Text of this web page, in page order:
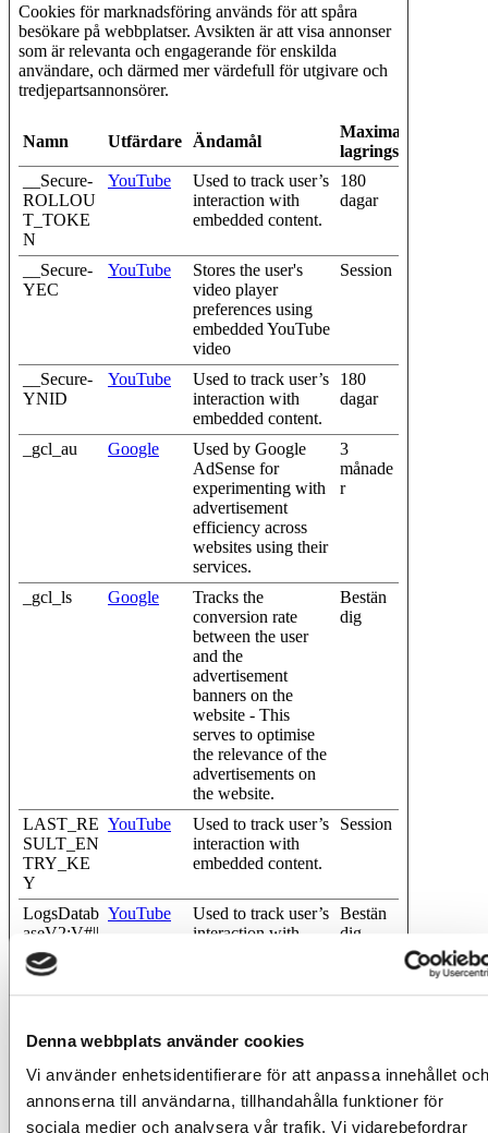
Denna webbplats använder cookies
Vi använder enhetsidentifierare för att anpassa innehållet och
annonserna till användarna, tillhandahålla funktioner för
sociala medier och analysera vår trafik. Vi vidarebefordrar
Cookies för marknadsföring används för att spåra
besökare på webbplatser. Avsikten är att visa annonser
som är relevanta och engagerande för enskilda
användare, och därmed mer värdefull för utgivare och
tredjepartsannonsörer.
Namn Utfärdare Ändamål
Maximal
lagringstid
__Secure-
ROLLOU
T_TOKE
N
YouTube
Used to track user’s
interaction with
embedded content.
180
dagar
__Secure-
YEC
YouTube
Stores the user's
video player
preferences using
embedded YouTube
video
Session
__Secure-
YNID
YouTube
Used to track user’s
interaction with
embedded content.
180
dagar
_gcl_au Google
Used by Google
AdSense for
experimenting with
advertisement
efficiency across
websites using their
services.
3
månade
r
_gcl_ls Google
Tracks the
conversion rate
between the user
and the
advertisement
banners on the
website - This
serves to optimise
the relevance of the
advertisements on
the website.
Bestän
dig
LAST_RE
SULT_EN
TRY_KE
Y
YouTube
Used to track user’s
interaction with
embedded content.
Session
LogsDatab
aseV2:V#||
LogsRequ
estsStore
YouTube
Used to track user’s
interaction with
Bestän
dig
in specific products
multiple websites
and detects how the
user navigates